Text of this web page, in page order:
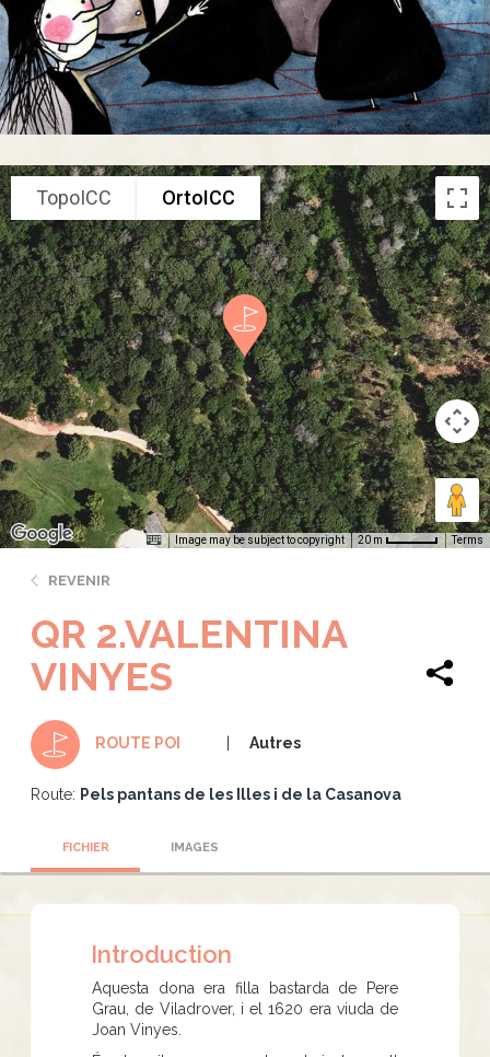
TopoICC OrtoICC
Image may be subject to copyright 20 m Terms
REVENIR
QR 2.VALENTINA
VINYES
ROUTE POI Autres
Route: Pels pantans de les Illes i de la Casanova
FICHIER IMAGES
Introduction
Aquesta dona era filla bastarda de Pere
Grau, de Viladrover, i el 1620 era viuda de
Joan Vinyes.